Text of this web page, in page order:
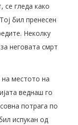
се гледа како
бил пренесен
Неколку
неговата смрт
на местото на
веднаш го
потрага по
испукан од